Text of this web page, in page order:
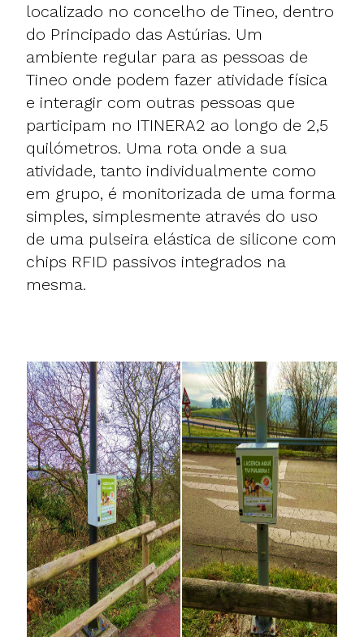
localizado no concelho de Tineo, dentro
do Principado das Astúrias. Um
ambiente regular para as pessoas de
Tineo onde podem fazer atividade física
e interagir com outras pessoas que
participam no ITINERA2 ao longo de 2,5
quilómetros. Uma rota onde a sua
atividade, tanto individualmente como
em grupo, é monitorizada de uma forma
simples, simplesmente através do uso
de uma pulseira elástica de silicone com
chips RFID passivos integrados na
mesma.